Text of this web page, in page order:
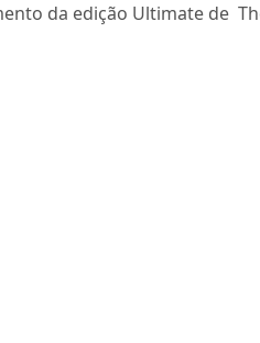
da edição Ultimate de